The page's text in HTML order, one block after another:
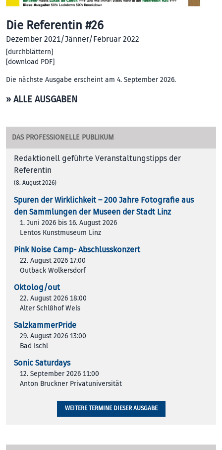
Die Referentin #26
Dezember 2021/Jänner/Februar 2022
[durchblättern]
[download PDF]
Die nächste Ausgabe erscheint am 4. September 2026.
» ALLE AUSGABEN
DAS PROFESSIONELLE PUBLIKUM
Redaktionell geführte Veranstaltungstipps der
Referentin
(8. August 2026)
Spuren der Wirklichkeit – 200 Jah­re Foto­gra­fie aus
den Samm­lun­gen der Muse­en der Stadt Linz
1. Juni 2026 bis 16. August 2026
Lentos Kunstmuseum Linz
Pink Noise Camp- Abschlusskonzert
22. August 2026 17:00
Outback Wolkersdorf
Oktolog/out
22. August 2026 18:00
Alter Schl8hof Wels
SalzkammerPride
29. August 2026 13:00
Bad Ischl
Sonic Saturdays
12. September 2026 11:00
Anton Bruckner Privatuniversität
WEITERE TERMINE DIESER AUSGABE